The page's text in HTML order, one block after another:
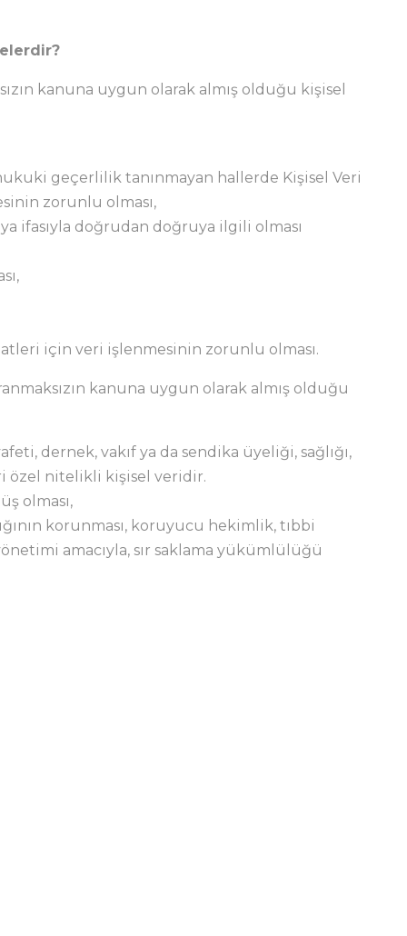
kanuna uygun olarak almış olduğu kişisel
geçerlilik tanınmayan hallerde Kişisel Veri
zorunlu olması,
ifasıyla doğrudan doğruya ilgili olması
için veri işlenmesinin zorunlu olması.
kanuna uygun olarak almış olduğu
dernek, vakıf ya da sendika üyeliği, sağlığı,
özel nitelikli kişisel veridir.
olması,
korunması, koruyucu hekimlik, tıbbi
amacıyla, sır saklama yükümlülüğü